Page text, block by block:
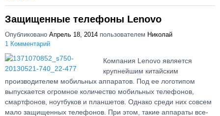
Защищенные телефоны Lenovo
Опубликовано Апрель 18, 2014 пользователем Николай
1 Комментарий
Компания Lenovo является
крупнейшим китайским
производителем мобильных аппаратов. Под ее логотипом
выпускается огромное количество мобильных телефонов,
смартфонов, ноутбуков и планшетов. Однако среди них совсем
мало защищенных телефонов. При этом, такие аппараты все-